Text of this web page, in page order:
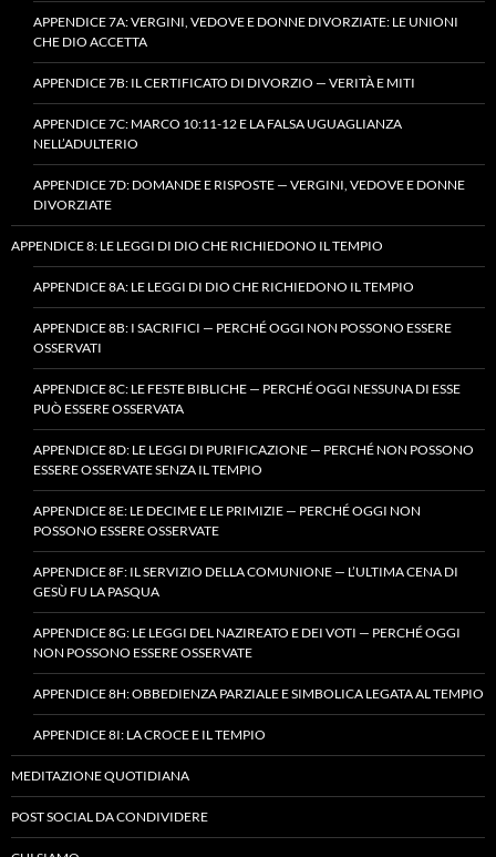
APPENDICE 7A: VERGINI, VEDOVE E DONNE DIVORZIATE: LE UNIONI
CHE DIO ACCETTA
APPENDICE 7B: IL CERTIFICATO DI DIVORZIO — VERITÀ E MITI
APPENDICE 7C: MARCO 10:11-12 E LA FALSA UGUAGLIANZA
NELL’ADULTERIO
APPENDICE 7D: DOMANDE E RISPOSTE — VERGINI, VEDOVE E DONNE
DIVORZIATE
APPENDICE 8: LE LEGGI DI DIO CHE RICHIEDONO IL TEMPIO
APPENDICE 8A: LE LEGGI DI DIO CHE RICHIEDONO IL TEMPIO
APPENDICE 8B: I SACRIFICI — PERCHÉ OGGI NON POSSONO ESSERE
OSSERVATI
APPENDICE 8C: LE FESTE BIBLICHE — PERCHÉ OGGI NESSUNA DI ESSE
PUÒ ESSERE OSSERVATA
APPENDICE 8D: LE LEGGI DI PURIFICAZIONE — PERCHÉ NON POSSONO
ESSERE OSSERVATE SENZA IL TEMPIO
APPENDICE 8E: LE DECIME E LE PRIMIZIE — PERCHÉ OGGI NON
POSSONO ESSERE OSSERVATE
APPENDICE 8F: IL SERVIZIO DELLA COMUNIONE — L’ULTIMA CENA DI
GESÙ FU LA PASQUA
APPENDICE 8G: LE LEGGI DEL NAZIREATO E DEI VOTI — PERCHÉ OGGI
NON POSSONO ESSERE OSSERVATE
APPENDICE 8H: OBBEDIENZA PARZIALE E SIMBOLICA LEGATA AL TEMPIO
APPENDICE 8I: LA CROCE E IL TEMPIO
MEDITAZIONE QUOTIDIANA
POST SOCIAL DA CONDIVIDERE